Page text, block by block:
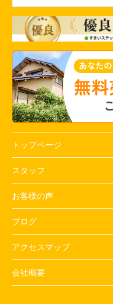
トップページ
スタッフ
お客様の声
ブログ
アクセスマップ
会社概要